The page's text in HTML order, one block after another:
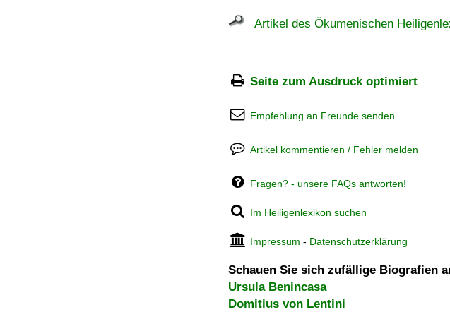
Artikel des Ökumenischen
Seite zum Ausdruck optimiert
Empfehlung an Freunde senden
Artikel kommentieren / Fehler melden
Fragen? - unsere FAQs antworten!
Im Heiligenlexikon suchen
Impressum - Datenschutzerklärung
Schauen Sie sich zufällige Biografien
Ursula Benincasa
Domitius von Lentini